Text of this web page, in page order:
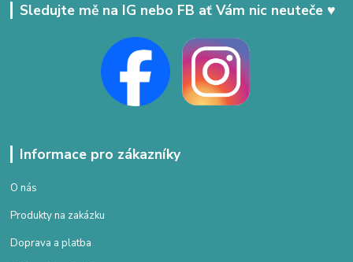
Sledujte mě na IG nebo FB ať Vám nic neuteče ♥
Informace pro zákazníky
O nás
Produkty na zakázku
Doprava a platba